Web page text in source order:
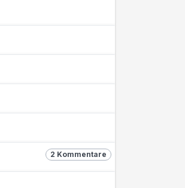
2 Kommentare